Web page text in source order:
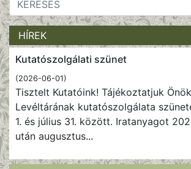
HÍREK
Kutatószolgálati szünet
(2026-06-01)
Tisztelt Kutatóink! Tájékoztatjuk
Levéltárának kutatószolgálata
1. és július 31. között. Iratanyagot
után augusztus...